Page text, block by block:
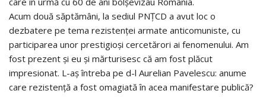
Acum două săptămâni, la sediul PNŢCD a avut loc o
dezbatere pe tema rezistenţei armate anticomuniste, cu
participarea unor prestigioşi cercetărori ai fenomenului. Am
fost prezent şi eu şi mărturisesc că am fost plăcut
impresionat. L-aş întreba pe d-l Aurelian Pavelescu: anume
care rezistenţă a fost omagiată în acea manifestare publică?